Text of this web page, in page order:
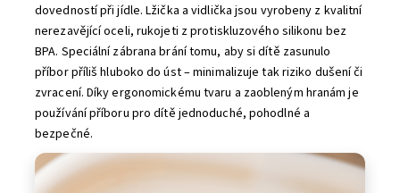
dovedností při jídle. Lžička a vidlička jsou vyrobeny z kvalitní
nerezavějící oceli, rukojeti z protiskluzového silikonu bez
BPA. Speciální zábrana brání tomu, aby si dítě zasunulo
příbor příliš hluboko do úst – minimalizuje tak riziko dušení či
zvracení. Díky ergonomickému tvaru a zaobleným hranám je
používání příboru pro dítě jednoduché, pohodlné a
bezpečné.